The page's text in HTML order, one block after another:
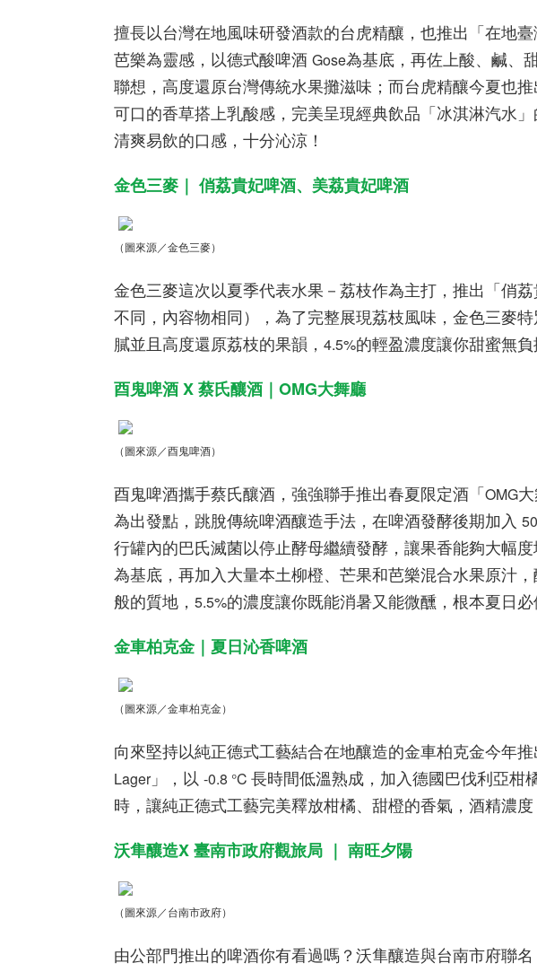
擅長以台灣在地風味研發酒款的台虎精釀，也推出「在地
芭樂為靈感，以德式酸啤酒 Gose為基底，再佐上酸、鹹、
聯想，高度還原台灣傳統水果攤滋味；而台虎精釀今夏也
可口的香草搭上乳酸感，完美呈現經典飲品「冰淇淋汽水
清爽易飲的口感，十分沁涼！
金色三麥｜ 俏荔貴妃啤酒、美荔貴妃啤酒
（圖來源／金色三麥）
金色三麥這次以夏季代表水果－荔枝作為主打，推出「俏
不同，內容物相同），為了完整展現荔枝風味，金色三麥
膩並且高度還原荔枝的果韻， 4.5%的輕盈濃度讓你甜蜜無負
酉鬼啤酒X蔡氏釀酒｜ OMG大舞廳
（圖來源／酉鬼啤酒）
酉鬼啤酒攜手蔡氏釀酒，強強聯手推出春夏限定酒「OMG
為出發點，跳脫傳統啤酒釀造手法，在啤酒發酵後期加入
行罐內的巴氏滅菌以停止酵母繼續發酵，讓果香能夠大幅
為基底，再加入大量本土柳橙、芒果和芭樂混合水果原汁
般的質地， 5.5%的濃度讓你既能消暑又能微醺，根本夏日必
金車柏克金｜夏日沁香啤酒
（圖來源／金車柏克金）
向來堅持以純正德式工藝結合在地釀造的金車柏克金今年
Lager」，以 -0.8 °C 長時間低溫熟成，加入德國巴伐利亞柑
時，讓純正德式工藝完美釋放柑橘、甜橙的香氣，酒精濃度
沃隼釀造X臺南市政府觀旅局 ｜ 南旺夕陽
（圖來源／台南市政府）
由公部門推出的啤酒你有看過嗎？沃隼釀造與台南市府聯